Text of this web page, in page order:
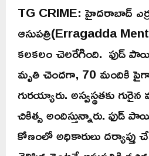
TG CRIME: హైదరాబాద్‌
ఆసుపత్రి(Erragadda
కలకలం చెలరేగింది. ఫుడ్‌
మృతి చెందగా, 70 మందికి పైగా
గురయ్యారు. అస్వస్థతకు
చికిత్స అందిస్తున్నారు. ఫుడ్
కోణంలో అధికారులు దర్యాప్తు